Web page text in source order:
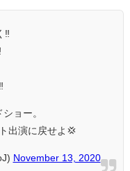
‼️
ョー。
出演に戻せよ💢
November 13, 2020